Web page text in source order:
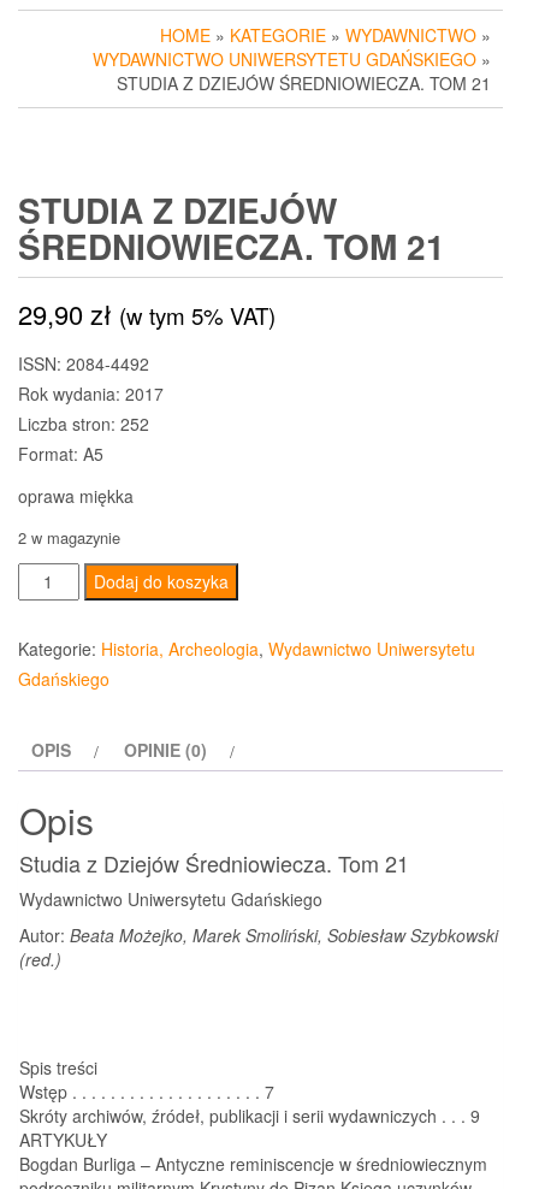
HOME » KATEGORIE » WYDAWNICTWO »
WYDAWNICTWO UNIWERSYTETU GDAŃSKIEGO »
STUDIA Z DZIEJÓW ŚREDNIOWIECZA. TOM 21
STUDIA Z DZIEJÓW
ŚREDNIOWIECZA. TOM 21
29,90zł (w tym 5% VAT)
ISSN: 2084-4492
Rok wydania: 2017
Liczba stron: 252
Format: A5
oprawa miękka
2 w magazynie
ilość
Studia
z
Dziejów
Średniowiecza.
21
Dodaj do koszyka
Kategorie: Historia, Archeologia, Wydawnictwo Uniwersytetu
Gdańskiego
OPIS OPINIE (0)
Opis
Studia z Dziejów Średniowiecza. Tom 21
Wydawnictwo Uniwersytetu Gdańskiego
Autor: Beata Możejko, Marek Smoliński, Sobiesław Szybkowski
(red.)
Spis treści
Wstęp . . . . . . . . . . . . . . . . . . . . 7
Skróty archiwów, źródeł, publikacji i serii wydawniczych . . . 9
ARTYKUŁY
Bogdan Burliga – Antyczne reminiscencje w średniowiecznym